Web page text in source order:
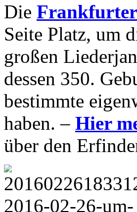
Die
Seite Platz, um
großen
dessen 350.
bestimmte
haben. – Hier
über den